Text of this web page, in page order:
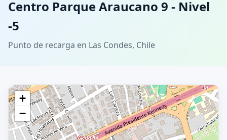
Centro Parque Araucano 9 - Nivel
-5
Punto de recarga en Las Condes, Chile
+
−